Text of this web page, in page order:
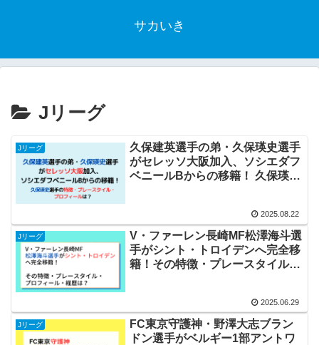
サカいき
Jリーグ
Jリーグ
久保建英選手の弟・久保瑛史選手
がセレッソ大阪加入、ソシエダフ
ベニールBからの移籍！ 久保瑛史
2025.08.22
Jリーグ
V・ファーレン長崎MF松澤海斗選
手がシント・トロイデンへ完全移
籍！その特徴・プレースタイル・
2025.06.29
Jリーグ
FC東京守護神・野澤大志ブラン
ドン選手がベルギー1部アントワ